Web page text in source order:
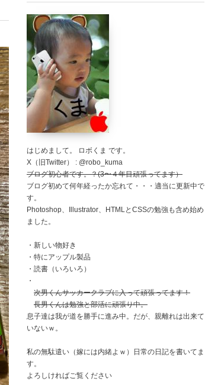
はじめまして。 ロボくま です。
X（旧Twitter） : @robo_kuma
ブログ初心者です。？(3〜４年目頑張ってます）
ブログ初めて何年経ったか忘れて・・・適当に更新中で
す。
Photoshop、Illustrator、HTMLとCSSの勉強も含め始め
ました。
・新しい物好き
・特にアップル製品
・読書（いろいろ）
・
次男くんサッカークラブに入って頑張ってます！
長男くんは勉強と部活に頑張り中。
息子達は我が道を勝手に進み中。だが、親離れは出来て
いないｗ。
私の無駄遣い（嫁には内緒よｗ）日常の日記を書いてま
す。
よろしければご覧ください